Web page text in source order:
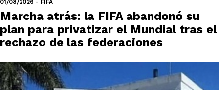
01/08/2026 - FIFA
Marcha atrás: la FIFA abandonó su
plan para privatizar el Mundial tras el
rechazo de las federaciones